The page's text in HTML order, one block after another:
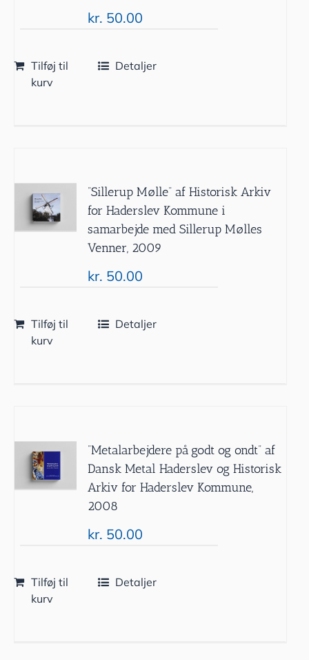
kr. 50.00
Tilføj til
kurv
Detaljer
”Sillerup Mølle” af Historisk Arkiv
for Haderslev Kommune i
samarbejde med Sillerup Mølles
Venner, 2009
kr. 50.00
Tilføj til
kurv
Detaljer
”Metalarbejdere på godt og ondt” af
Dansk Metal Haderslev og Historisk
Arkiv for Haderslev Kommune,
2008
kr. 50.00
Tilføj til
kurv
Detaljer